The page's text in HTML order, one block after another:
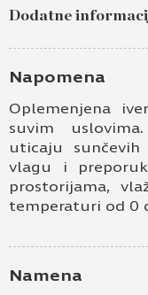
Ime i prezime
Kontakt telefon
Dodatne
Napomena
Oplemenjena
suvim
uticaju
vlagu i
prostorijama,
temperaturi od 0
Namena